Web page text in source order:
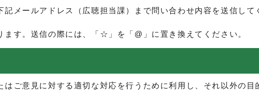
メールアドレス（広聴担当課）まで問い合わせ内容を送信して
す。送信の際には、「☆」を「@」に置き換えてください。
ご意見に対する適切な対応を行うために利用し、それ以外の